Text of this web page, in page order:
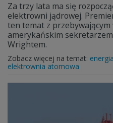
Za trzy lata ma się
elektrowni jądrowej.
ten temat z przebywającym
amerykańskim
Wrightem.
Zobacz więcej na temat:
elektrownia atomowa